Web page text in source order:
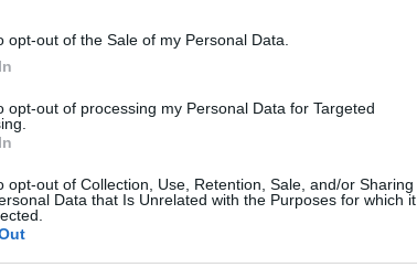
opt-out of the Sale of my Personal Data.
opt-out of processing my Personal Data for Targeted
opt-out of Collection, Use, Retention, Sale, and/or Sharing
Data that Is Unrelated with the Purposes for which it
αυτό ζητήθηκε, σύμφωνα με το προβλεπόμενο
σήμερα αναπάντητα ερωτήματα για το τι
της Ενημέρωσης. Έχει σπουδάσει και